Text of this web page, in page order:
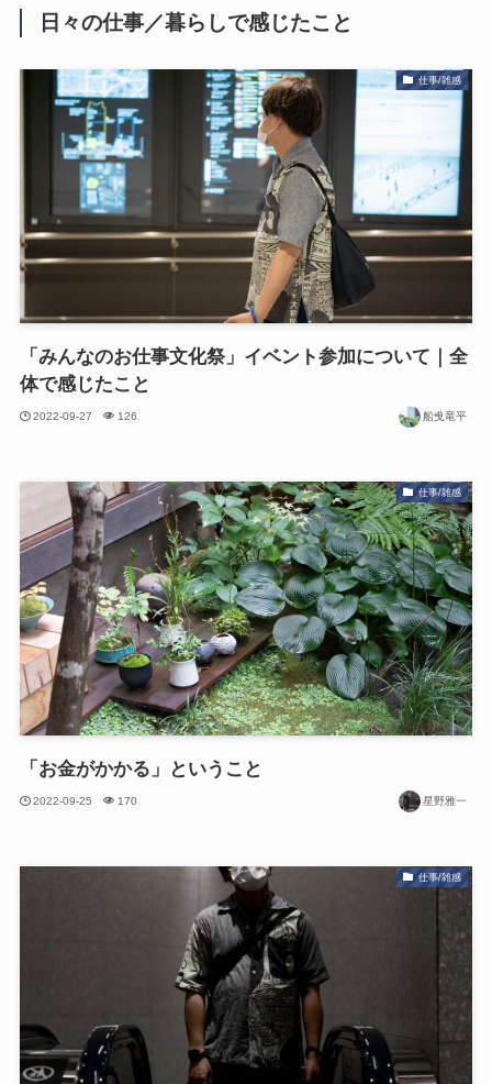
日々の仕事／暮らしで感じたこと
仕事/雑感
「みんなのお仕事文化祭」イベント参加について｜全
体で感じたこと
2022-09-27 126 船曵竜平
仕事/雑感
「お金がかかる」ということ
2022-09-25 170 星野雅一
仕事/雑感